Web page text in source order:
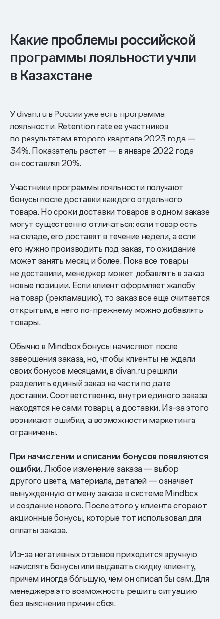
Какие проблемы российской
программы лояльности учли
в Казахстане
У divan.ru в России уже есть программа
лояльности. Retention rate ее участников
по результатам второго квартала 2023 года —
34%. Показатель растет — в январе 2022 года
он составлял 20%.
Участники программы лояльности получают
бонусы после доставки каждого отдельного
товара. Но сроки доставки товаров в одном заказе
могут существенно отличаться: если товар есть
на складе, его доставят в течение недели, а если
его нужно производить под заказ, то ожидание
может занять месяц и более. Пока все товары
не доставили, менеджер может добавлять в заказ
новые позиции. Если клиент оформляет жалобу
на товар (рекламацию), то заказ все еще считается
открытым, в него по-прежнему можно добавлять
товары.
Обычно в Mindbox бонусы начисляют после
завершения заказа, но, чтобы клиенты не ждали
своих бонусов месяцами, в divan.ru решили
разделить единый заказ на части по дате
доставки. Соответственно, внутри единого заказа
находятся не сами товары, а доставки. Из-за этого
возникают ошибки, а возможности маркетинга
ограничены.
При начислении и списании бонусов появляются
ошибки.Любое изменение заказа — выбор
другого цвета, материала, деталей — означает
вынужденную отмену заказа в системе Mindbox
и создание нового. После этого у клиента сгорают
акционные бонусы, которые тот использовал для
оплаты заказа.
Из-за негативных отзывов приходится вручную
начислять бонусы или выдавать скидку клиенту,
причем иногда бо́льшую, чем он списал бы сам. Для
менеджера это возможность решить ситуацию
без выяснения причин сбоя.